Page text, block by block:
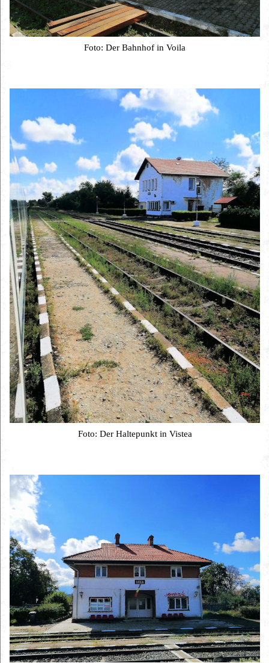
Foto: Der Bahnhof in Voila
Foto: Der Haltepunkt in Vistea